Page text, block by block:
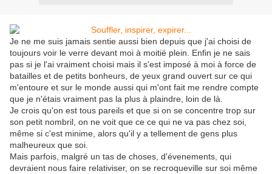
Je ne me suis jamais sentie aussi bien depuis que j'ai choisi de
toujours voir le verre devant moi à moitié plein. Enfin je ne sais
pas si je l'ai vraiment choisi mais il s'est imposé à moi à force de
batailles et de petits bonheurs, de yeux grand ouvert sur ce qui
m'entoure et sur le monde aussi qui m'ont fait me rendre compte
que je n'étais vraiment pas la plus à plaindre, loin de là.
Je crois qu'on est tous pareils et que si on se concentre trop sur
son petit nombril, on ne voit que ce ce qui ne va pas chez soi,
même si c'est minime, alors qu'il y a tellement de gens plus
malheureux que soi.
Mais parfois, malgré un tas de choses, d'évenements, qui
devraient nous faire relativiser, on se recroqueville sur soi même